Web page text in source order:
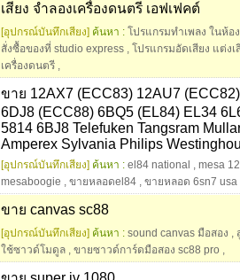
เสียง จำลองเครื่องดนตรี เอฟเฟคต์
[อุปกรณ์บันทึกเสียง] ค้นหา : โปรแกรมทำเพลง ในห้อ
สั่งซื้อของที่ studio express , โปรแกรมอัดเสียง แต่งเ
เครื่องดนตรี ,
ขาย 12AX7 (ECC83) 12AU7
6DJ8 (ECC88) 6BQ5 (EL84) EL34
5814 6BJ8 Telefuken Tangsram
Amperex Sylvania Philips
[อุปกรณ์บันทึกเสียง] ค้นหา : el84 national , mesa
mesaboogie , ขายหลอดel84 , ขายหลอด 6sn7 usa
ขาย canvas sc88
[อุปกรณ์บันทึกเสียง] ค้นหา : sound canvas มือสอง ,
ใช้ซาวด์โมดูล , ขายซาวด์การ์ดมือสอง sc88 pro ,